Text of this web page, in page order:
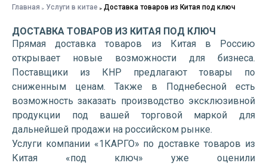
Главная Услуги в китае Доставка товаров из Китая под ключ
ДОСТАВКА ТОВАРОВ ИЗ КИТАЯ ПОД КЛЮЧ
Прямая доставка товаров из Китая в Россию
открывает новые возможности для бизнеса.
Поставщики из КНР предлагают товары по
сниженным ценам. Также в Поднебесной есть
возможность заказать производство эксклюзивной
продукции под вашей торговой маркой для
дальнейшей продажи на российском рынке.
Услуги компании «1КАРГО» по доставке товаров из
Китая «под ключ» уже оценили